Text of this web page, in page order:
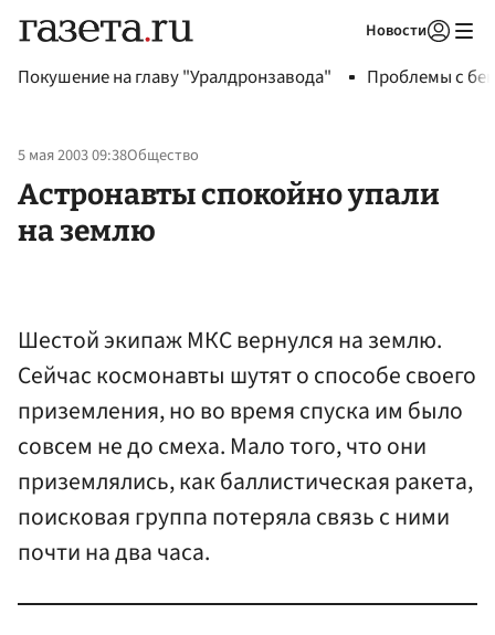
Новости
Покушение на главу "Уралдронзавода" Проблемы с
5 мая 2003 09:38Общество
Астронавты спокойно упали
на землю
Шестой экипаж МКС вернулся на землю.
Сейчас космонавты шутят о способе своего
приземления, но во время спуска им было
совсем не до смеха. Мало того, что они
приземлялись, как баллистическая ракета,
поисковая группа потеряла связь с ними
почти на два часа.